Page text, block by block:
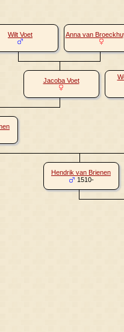
Wilt Voet Anna van
Jacoba Voet
Hendrik van Brienen
1510-